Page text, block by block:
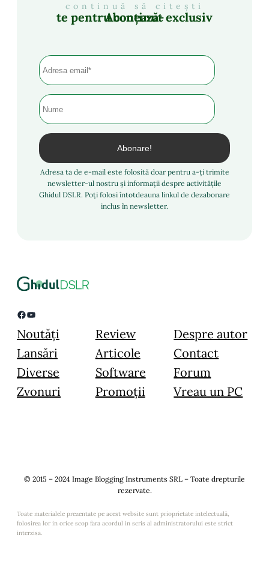
continuă să citești
Abonează-te pentru conținut exclusiv
Adresa ta de e-mail este folosită doar pentru a-ți trimite
newsletter-ul nostru și informații despre activitățile
Ghidul DSLR. Poți folosi întotdeauna linkul de dezabonare
inclus în newsletter.
Facebook YouTube
Noutăți
Lansări
Diverse
Zvonuri
Review
Articole
Software
Promoții
Despre autor
Contact
Forum
Vreau un PC
© 2015 – 2024 Image Blogging Instruments SRL – Toate drepturile
rezervate.
Toate materialele prezentate pe acest website sunt prioprietate intelectuală,
folosirea lor in orice scop fara acordul in scris al administratorului este strict
interzisa.